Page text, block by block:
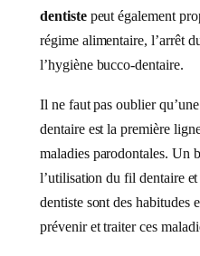
dentiste peut également
régime alimentaire, l’arrêt
l’hygiène bucco-dentaire.
Il ne faut pas oublier
dentaire est la première
maladies parodontales. Un
l’utilisation du fil dentaire
dentiste sont des habitudes
prévenir et traiter ces